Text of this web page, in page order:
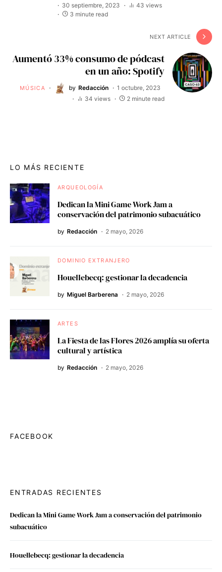
30 septiembre, 2023
43 views
3 minute read
NEXT ARTICLE
Aumentó 33% consumo de pódcast
en un año: Spotify
MÚSICA by Redacción
1 octubre, 2023
34 views
2 minute read
LO MÁS RECIENTE
ARQUEOLOGÍA
Dedican la Mini Game Work Jam a
conservación del patrimonio subacuático
by Redacción 2 mayo, 2026
DOMINIO EXTRANJERO
Houellebecq: gestionar la decadencia
by Miguel Barberena 2 mayo, 2026
ARTES
La Fiesta de las Flores 2026 amplía su oferta
cultural y artística
by Redacción 2 mayo, 2026
FACEBOOK
ENTRADAS RECIENTES
Dedican la Mini Game Work Jam a conservación del patrimonio
subacuático
Houellebecq: gestionar la decadencia